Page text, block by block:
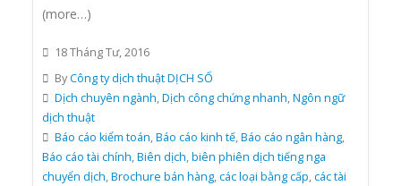
(more…)
18 Tháng Tư, 2016
ByCông ty dịch thuật DỊCH SỐ
Dịch chuyên ngành,Dịch công chứng nhanh,Ngôn ngữ
dịch thuật
Báo cáo kiểm toán,Báo cáo kinh tế,Báo cáo ngân hàng,
Báo cáo tài chính,Biên dịch,biên phiên dịch tiếng nga
chuyển dịch,Brochure bán hàng,các loại bằng cấp,các tài